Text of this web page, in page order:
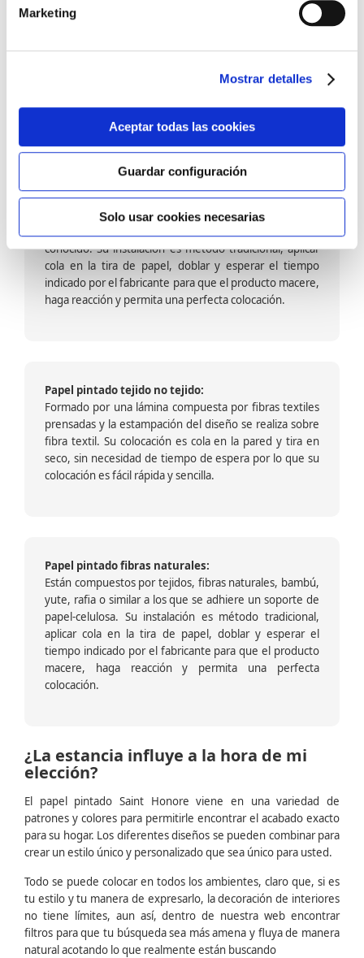
Marketing
Mostrar detalles
Aceptar todas las cookies
Guardar configuración
Solo usar cookies necesarias
barniz multiadherente en base agua. En zonas de
fuegos, se recomienda proteger con placas, silestone,
dado que el frotar en exceso dañaría el papel. Su
colocación es cola en la pared y tira en seco, sin
colocación es fácil rápida y sencilla.
Papel pintado calidad papel:
Formado por una capa de papel sobre un soporte de
conocido. Su instalación es método tradicional, aplicar
cola en la tira de papel, doblar y esperar el tiempo
indicado por el fabricante para que el producto macere,
haga reacción y permita una perfecta colocación.
Papel pintado tejido no tejido:
Formado por una lámina compuesta por fibras textiles
prensadas y la estampación del diseño se realiza sobre
fibra textil. Su colocación es cola en la pared y tira en
seco, sin necesidad de tiempo de espera por lo que su
colocación es fácil rápida y sencilla.
Papel pintado fibras naturales:
Están compuestos por tejidos, fibras naturales, bambú,
yute, rafia o similar a los que se adhiere un soporte de
papel-celulosa. Su instalación es método tradicional,
aplicar cola en la tira de papel, doblar y esperar el
tiempo indicado por el fabricante para que el producto
macere, haga reacción y permita una perfecta
colocación.
¿La estancia influye a la hora de mi
elección?
El papel pintado Saint Honore viene en una variedad de
patrones y colores para permitirle encontrar el acabado exacto
para su hogar. Los diferentes diseños se pueden combinar para
crear un estilo único y personalizado que sea único para usted.
Todo se puede colocar en todos los ambientes, claro que, si es
tu estilo y tu manera de expresarlo, la decoración de interiores
no tiene límites, aun así, dentro de nuestra web encontrar
filtros para que tu búsqueda sea más amena y fluya de manera
natural acotando lo que realmente están buscando